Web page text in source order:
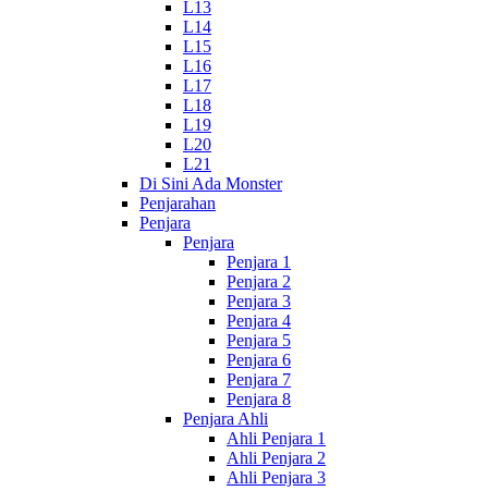
L13
L14
L15
L16
L17
L18
L19
L20
L21
Di Sini Ada Monster
Penjarahan
Penjara
Penjara
Penjara 1
Penjara 2
Penjara 3
Penjara 4
Penjara 5
Penjara 6
Penjara 7
Penjara 8
Penjara Ahli
Ahli Penjara 1
Ahli Penjara 2
Ahli Penjara 3